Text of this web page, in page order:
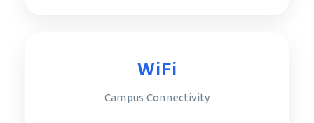
WiFi
Campus Connectivity